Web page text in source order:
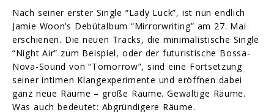
Nach seiner erster Single “Lady Luck”, ist nun endlich
Jamie Woon’s Debütalbum “Mirrorwriting” am 27. Mai
erschienen. Die neuen Tracks, die minimalistische Single
“Night Air” zum Beispiel, oder der futuristische Bossa-
Nova-Sound von “Tomorrow”, sind eine Fortsetzung
seiner intimen Klangexperimente und eröffnen dabei
ganz neue Räume – große Räume. Gewaltige Räume.
Was auch bedeutet: Abgründigere Räume.